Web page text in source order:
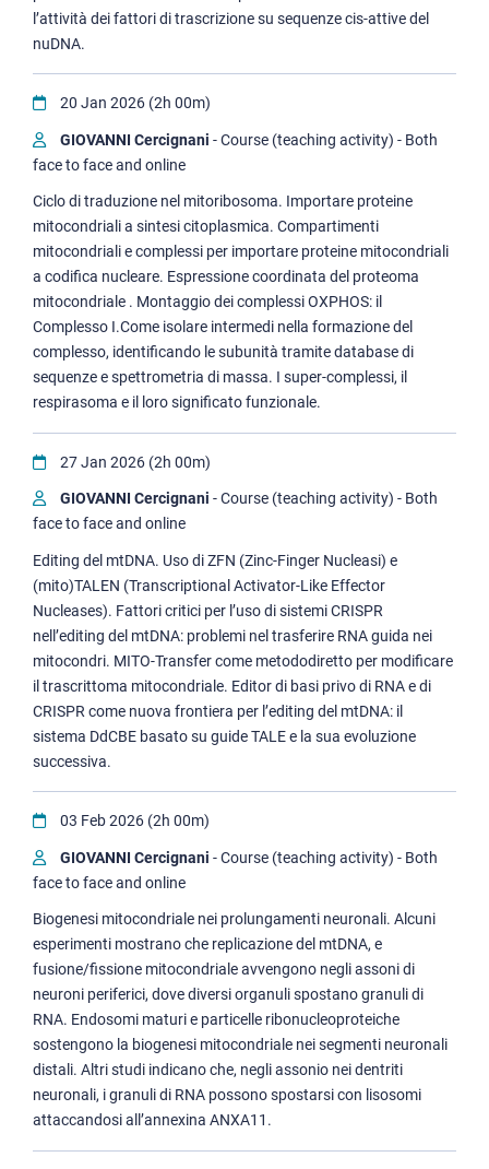
l’attività dei fattori di trascrizione su sequenze cis-attive del
nuDNA.
20 Jan 2026 (2h 00m)
GIOVANNI Cercignani - Course (teaching activity) - Both
face to face and online
Ciclo di traduzione nel mitoribosoma. Importare proteine
mitocondriali a sintesi citoplasmica. Compartimenti
mitocondriali e complessi per importare proteine mitocondriali
a codifica nucleare. Espressione coordinata del proteoma
mitocondriale . Montaggio dei complessi OXPHOS: il
Complesso I.Come isolare intermedi nella formazione del
complesso, identificando le subunità tramite database di
sequenze e spettrometria di massa. I super-complessi, il
respirasoma e il loro significato funzionale.
27 Jan 2026 (2h 00m)
GIOVANNI Cercignani - Course (teaching activity) - Both
face to face and online
Editing del mtDNA. Uso di ZFN (Zinc-Finger Nucleasi) e
(mito)TALEN (Transcriptional Activator-Like Effector
Nucleases). Fattori critici per l’uso di sistemi CRISPR
nell’editing del mtDNA: problemi nel trasferire RNA guida nei
mitocondri. MITO-Transfer come metododiretto per modificare
il trascrittoma mitocondriale. Editor di basi privo di RNA e di
CRISPR come nuova frontiera per l’editing del mtDNA: il
sistema DdCBE basato su guide TALE e la sua evoluzione
successiva.
03 Feb 2026 (2h 00m)
GIOVANNI Cercignani - Course (teaching activity) - Both
face to face and online
Biogenesi mitocondriale nei prolungamenti neuronali. Alcuni
esperimenti mostrano che replicazione del mtDNA, e
fusione/fissione mitocondriale avvengono negli assoni di
neuroni periferici, dove diversi organuli spostano granuli di
RNA. Endosomi maturi e particelle ribonucleoproteiche
sostengono la biogenesi mitocondriale nei segmenti neuronali
distali. Altri studi indicano che, negli assonio nei dentriti
neuronali, i granuli di RNA possono spostarsi con lisosomi
attaccandosi all’annexina ANXA11.